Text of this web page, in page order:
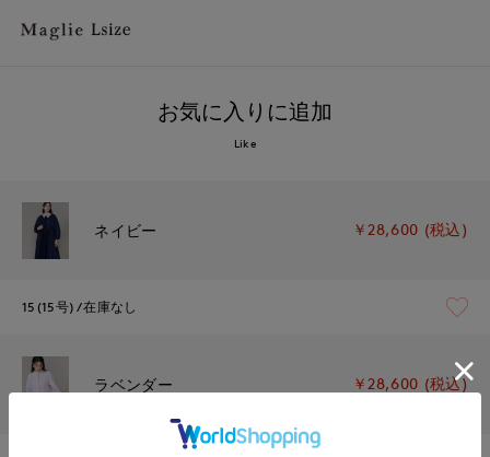
お気に入りに追加
Like
ネイビー ￥28,600 (税込)
15(15号) 在庫なし
ラベンダー ￥28,600 (税込)